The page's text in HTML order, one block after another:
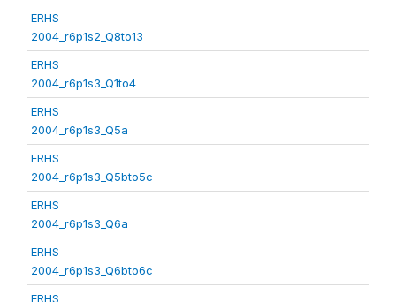
ERHS
2004_r6p1s2_Q8to13
ERHS
2004_r6p1s3_Q1to4
ERHS
2004_r6p1s3_Q5a
ERHS
2004_r6p1s3_Q5bto5c
ERHS
2004_r6p1s3_Q6a
ERHS
2004_r6p1s3_Q6bto6c
ERHS